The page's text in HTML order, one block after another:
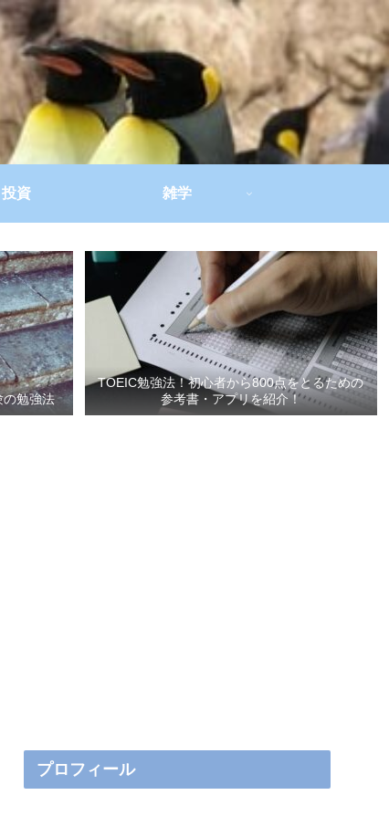
投資 雑学
の勉強法
TOEIC勉強法！初心者から800点をとるための
参考書・アプリを紹介！
プロフィール